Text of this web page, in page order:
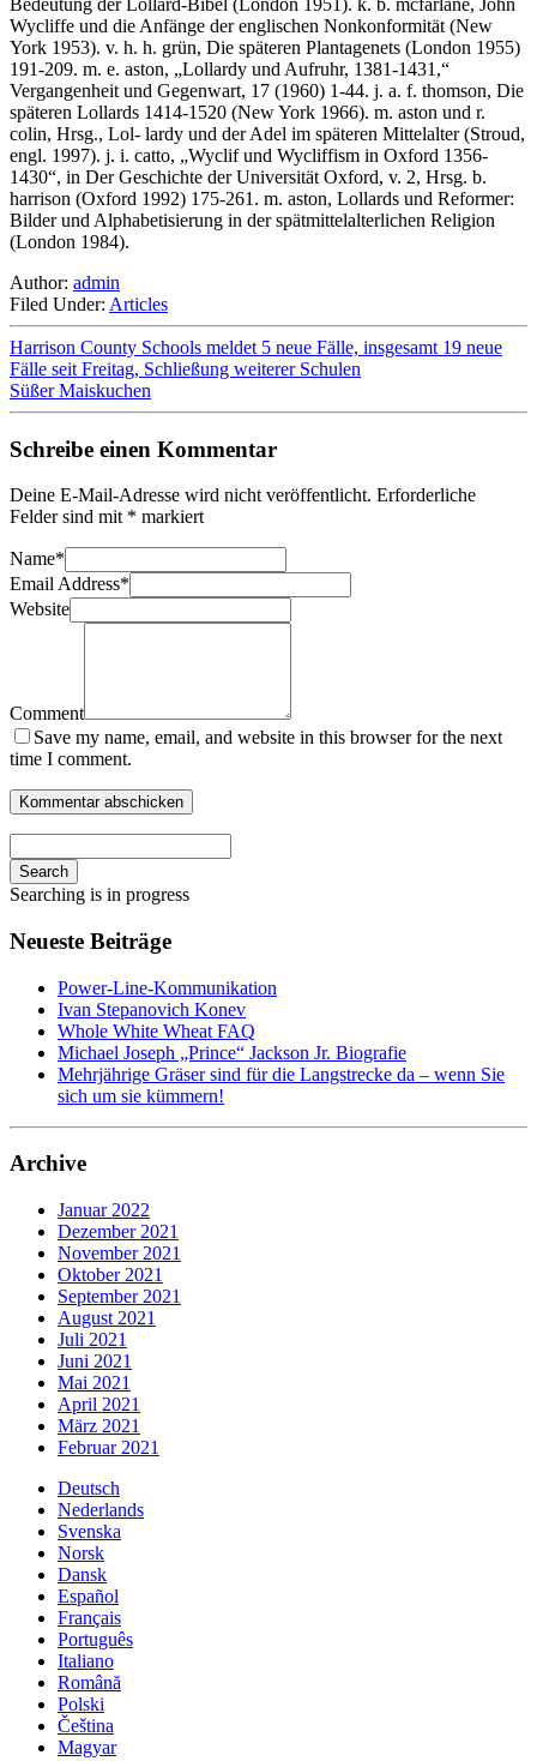
Wycliffe und die Anfänge der englischen Nonkonformität (New
York 1953). v. h. h. grün, Die späteren Plantagenets (London 1955)
191-209. m. e. aston, „Lollardy und Aufruhr, 1381-1431,“
Vergangenheit und Gegenwart, 17 (1960) 1-44. j. a. f. thomson, Die
späteren Lollards 1414-1520 (New York 1966). m. aston und r.
colin, Hrsg., Lol- lardy und der Adel im späteren Mittelalter (Stroud,
engl. 1997). j. i. catto, „Wyclif und Wycliffism in Oxford 1356-
1430“, in Der Geschichte der Universität Oxford, v. 2, Hrsg. b.
harrison (Oxford 1992) 175-261. m. aston, Lollards und Reformer:
Bilder und Alphabetisierung in der spätmittelalterlichen Religion
(London 1984).
Author: admin
Filed Under: Articles
Harrison County Schools meldet 5 neue Fälle, insgesamt 19 neue
Fälle seit Freitag, Schließung weiterer Schulen
Süßer Maiskuchen
Schreibe einen Kommentar
Deine E-Mail-Adresse wird nicht veröffentlicht. Erforderliche
Felder sind mit * markiert
Name*
Email Address*
Website
Comment
Save my name, email, and website in this browser for the next
time I comment.
Search
Searching is in progress
Neueste Beiträge
Power-Line-Kommunikation
Ivan Stepanovich Konev
Whole White Wheat FAQ
Michael Joseph „Prince“ Jackson Jr. Biografie
Mehrjährige Gräser sind für die Langstrecke da – wenn Sie
sich um sie kümmern!
Archive
Januar 2022
Dezember 2021
November 2021
Oktober 2021
September 2021
August 2021
Juli 2021
Juni 2021
Mai 2021
April 2021
März 2021
Februar 2021
Deutsch
Nederlands
Svenska
Norsk
Dansk
Español
Français
Português
Italiano
Română
Polski
Čeština
Magyar